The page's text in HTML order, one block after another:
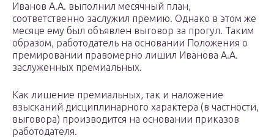
Иванов А.А. выполнил месячный план,
соответственно заслужил премию. Однако в этом же
месяце ему был объявлен выговор за прогул. Таким
образом, работодатель на основании Положения о
премировании правомерно лишил Иванова А.А.
заслуженных премиальных.
Как лишение премиальных, так и наложение
взысканий дисциплинарного характера (в частности,
выговора) производится на основании приказов
работодателя.